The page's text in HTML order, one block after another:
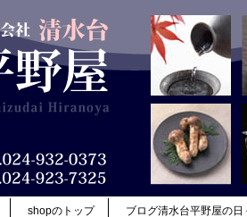
shopのトップ ブログ清水台平野屋の日